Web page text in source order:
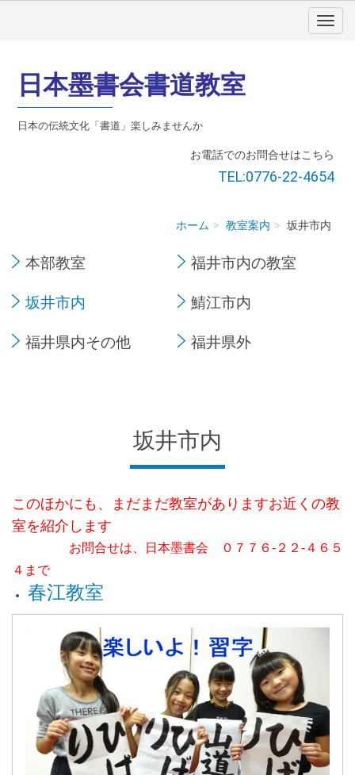
日本墨書会書道教室
日本の伝統文化「書道」楽しみませんか
お電話でのお問合せはこちら
TEL:0776-22-4654
ホーム 教室案内 坂井市内
本部教室 福井市内の教室
坂井市内 鯖江市内
福井県内その他 福井県外
坂井市内
このほかにも、まだまだ教室がありますお近くの教
室を紹介します
お問合せは、日本墨書会 ０７７６-２２-４６５
４まで
春江教室